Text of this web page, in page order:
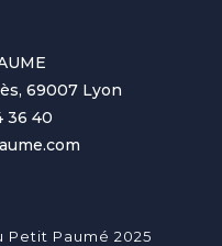
69007 Lyon
36 40
Petit Paumé 2025